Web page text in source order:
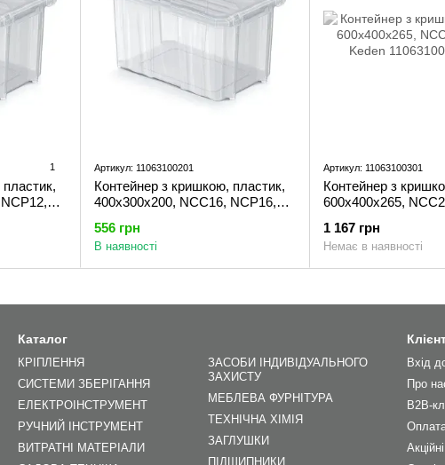
1 Артикул: 11063100201
Контейнер з кришкою, пластик,
400x300x200, NCC16, NCP16,
556 грн
В наявності
Артикул: 11063100301
Контейнер з
600x400x265,
1 167 грн
Немає в наявності
Каталог
КРІПЛЕННЯ
СИСТЕМИ ЗБЕРІГАННЯ
ЕЛЕКТРОІНСТРУМЕНТ
РУЧНИЙ ІНСТРУМЕНТ
ВИТРАТНІ МАТЕРІАЛИ
ЗАСОБИ ІНДИВІДУАЛЬНОГО
ЗАХИСТУ
МЕБЛЕВА ФУРНІТУРА
ТЕХНІЧНА ХІМІЯ
ЗАГЛУШКИ
ПІДШИПНИКИ
Вхід
Про
B2B-